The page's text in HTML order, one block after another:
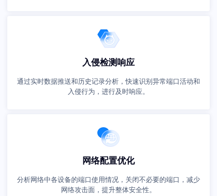
入侵检测响应
通过实时数据推送和历史记录分析，快速识别异常端口活动和
入侵行为，进行及时响应。
网络配置优化
分析网络中各设备的端口使用情况，关闭不必要的端口，减少
网络攻击面，提升整体安全性。